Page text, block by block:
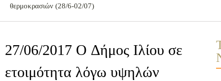
θερμοκρασιών (28/6-02/07)
27/06/2017 O Δήμος Ιλίου σε
ετοιμότητα λόγω υψηλών